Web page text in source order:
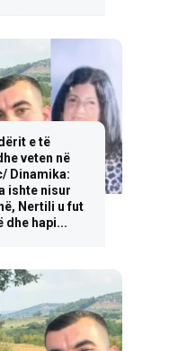
e të
veten në
Dinamika:
ishte nisur
Nertili u fut
dhe hapi...